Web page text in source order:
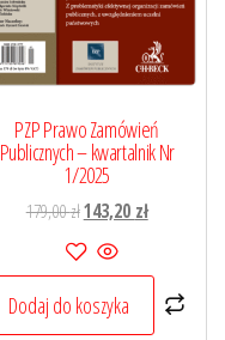
PZP Prawo Zamówień
Publicznych – kwartalnik Nr
1/2025
179,00złPierwotna
cena
wynosiła:
179,00 zł.
143,20 złAktualna
143,20 zł.
Dodaj do koszyka